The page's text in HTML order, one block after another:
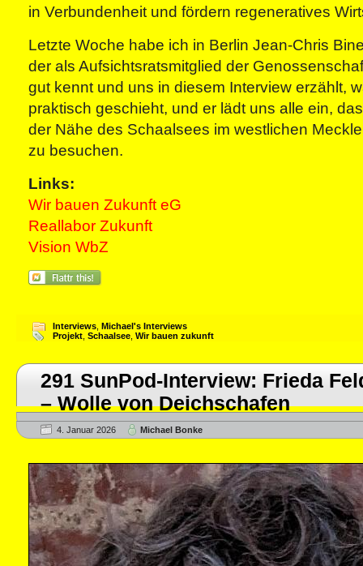
in Verbundenheit und fördern regeneratives
Letzte Woche habe ich in Berlin Jean-Chris
der als Aufsichtsratsmitglied der
gut kennt und uns in diesem Interview erzählt,
praktisch geschieht, und er lädt uns alle ein,
der Nähe des Schaalsees im westlichen
zu besuchen.
Links:
Wir bauen Zukunft eG
Reallabor Zukunft
Vision WbZ
Interviews Michael's Interviews
Projekt Schaalsee Wir bauen zukunft
291 SunPod-Interview: Frieda
– Wolle von Deichschafen
4. Januar 2026 Michael Bonke